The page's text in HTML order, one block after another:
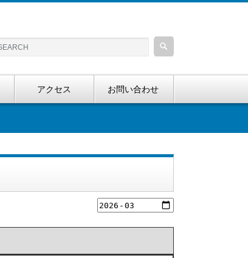
アクセス お問い合わせ